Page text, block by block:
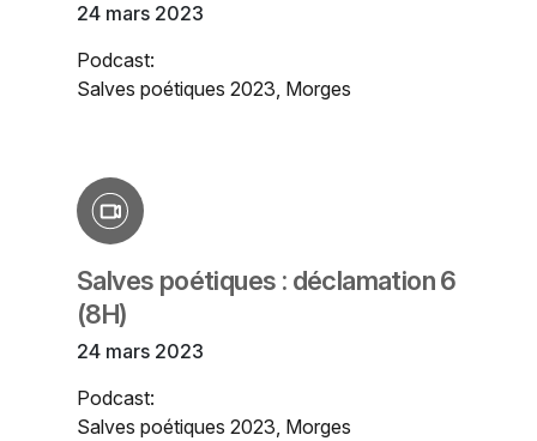
24 mars 2023
Podcast:
Salves poétiques 2023, Morges
Salves poétiques : déclamation 6
(8H)
24 mars 2023
Podcast:
Salves poétiques 2023, Morges